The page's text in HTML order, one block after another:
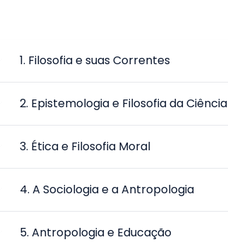
1. Filosofia e suas Correntes
2. Epistemologia e Filosofia da Ciência
3. Ética e Filosofia Moral
4.A Sociologia e a Antropologia
5.Antropologia e Educação